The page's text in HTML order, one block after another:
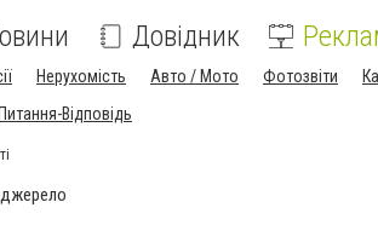
Довідник
Нерухомість Авто / Мото Фотозвіти
Питання-Відповідь